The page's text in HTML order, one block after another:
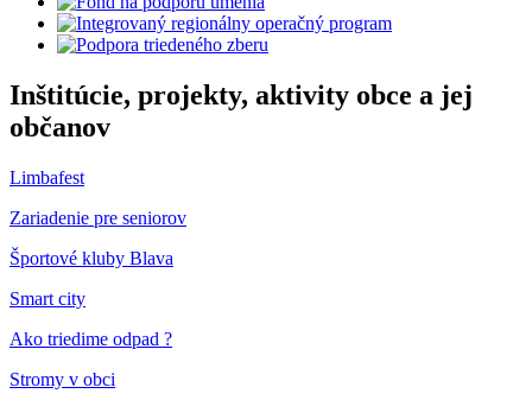
Inštitúcie, projekty, aktivity obce a jej
občanov
Limbafest
Zariadenie pre seniorov
Športové kluby Blava
Smart city
Ako triedime odpad ?
Stromy v obci